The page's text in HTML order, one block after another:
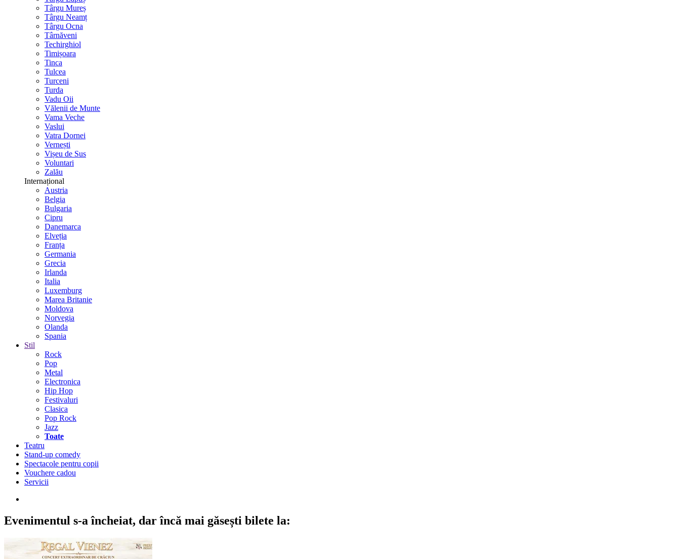
Târgu Mureș
Târgu Neamț
Târgu Ocna
Târnăveni
Techirghiol
Timișoara
Tinca
Tulcea
Turceni
Turda
Vadu Oii
Vălenii de Munte
Vama Veche
Vaslui
Vatra Dornei
Vernești
Vișeu de Sus
Voluntari
Zalău
Internațional
Austria
Belgia
Bulgaria
Cipru
Danemarca
Elveția
Franța
Germania
Grecia
Irlanda
Italia
Luxemburg
Marea Britanie
Moldova
Norvegia
Olanda
Spania
Stil
Rock
Pop
Metal
Electronica
Hip Hop
Festivaluri
Clasica
Pop Rock
Jazz
Toate
Teatru
Stand-up comedy
Spectacole pentru copii
Vouchere cadou
Servicii
Evenimentul s-a încheiat, dar încă mai găsești bilete la: